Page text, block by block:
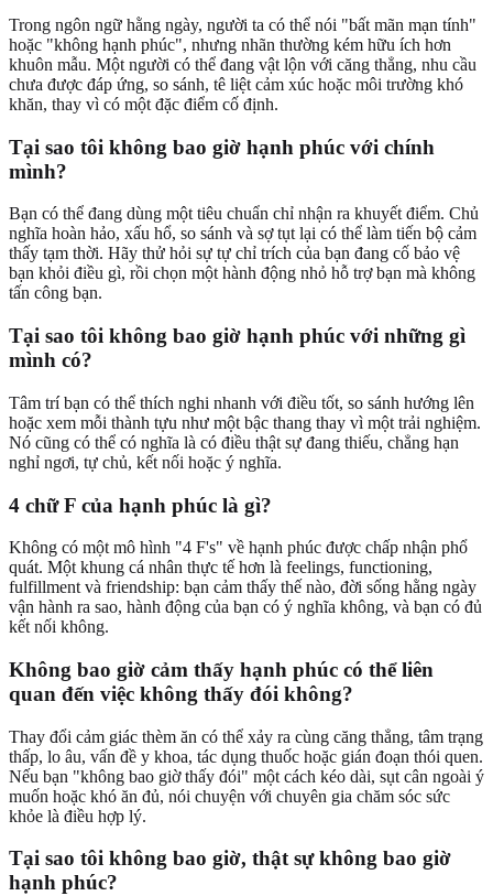
Trong ngôn ngữ hằng ngày, người ta có thể nói "bất mãn mạn tính"
hoặc "không hạnh phúc", nhưng nhãn thường kém hữu ích hơn
khuôn mẫu. Một người có thể đang vật lộn với căng thẳng, nhu cầu
chưa được đáp ứng, so sánh, tê liệt cảm xúc hoặc môi trường khó
khăn, thay vì có một đặc điểm cố định.
Tại sao tôi không bao giờ hạnh phúc với chính
mình?
Bạn có thể đang dùng một tiêu chuẩn chỉ nhận ra khuyết điểm. Chủ
nghĩa hoàn hảo, xấu hổ, so sánh và sợ tụt lại có thể làm tiến bộ cảm
thấy tạm thời. Hãy thử hỏi sự tự chỉ trích của bạn đang cố bảo vệ
bạn khỏi điều gì, rồi chọn một hành động nhỏ hỗ trợ bạn mà không
tấn công bạn.
Tại sao tôi không bao giờ hạnh phúc với những gì
mình có?
Tâm trí bạn có thể thích nghi nhanh với điều tốt, so sánh hướng lên
hoặc xem mỗi thành tựu như một bậc thang thay vì một trải nghiệm.
Nó cũng có thể có nghĩa là có điều thật sự đang thiếu, chẳng hạn
nghỉ ngơi, tự chủ, kết nối hoặc ý nghĩa.
4 chữ F của hạnh phúc là gì?
Không có một mô hình "4 F's" về hạnh phúc được chấp nhận phổ
quát. Một khung cá nhân thực tế hơn là feelings, functioning,
fulfillment và friendship: bạn cảm thấy thế nào, đời sống hằng ngày
vận hành ra sao, hành động của bạn có ý nghĩa không, và bạn có đủ
kết nối không.
Không bao giờ cảm thấy hạnh phúc có thể liên
quan đến việc không thấy đói không?
Thay đổi cảm giác thèm ăn có thể xảy ra cùng căng thẳng, tâm trạng
thấp, lo âu, vấn đề y khoa, tác dụng thuốc hoặc gián đoạn thói quen.
Nếu bạn "không bao giờ thấy đói" một cách kéo dài, sụt cân ngoài ý
muốn hoặc khó ăn đủ, nói chuyện với chuyên gia chăm sóc sức
khỏe là điều hợp lý.
Tại sao tôi không bao giờ, thật sự không bao giờ
hạnh phúc?